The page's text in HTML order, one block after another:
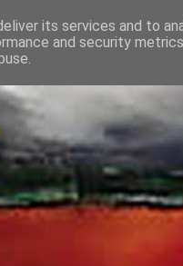
its services and to
and security